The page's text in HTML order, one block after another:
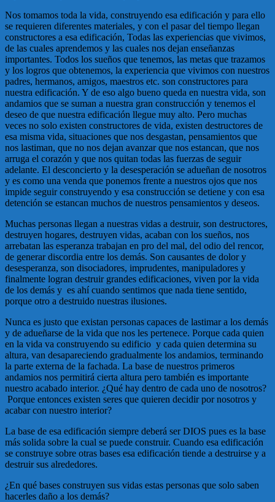
Nos tomamos toda la vida, construyendo esa edificación y para ello
se requieren diferentes materiales, y con el pasar del tiempo llegan
constructores a esa edificación, Todas las experiencias que vivimos,
de las cuales aprendemos y las cuales nos dejan enseñanzas
importantes. Todos los sueños que tenemos, las metas que trazamos
y los logros que obtenemos, la experiencia que vivimos con nuestros
padres, hermanos, amigos, maestros etc. son constructores para
nuestra edificación. Y de eso algo bueno queda en nuestra vida, son
andamios que se suman a nuestra gran construcción y tenemos el
deseo de que nuestra edificación llegue muy alto. Pero muchas
veces no solo existen constructores de vida, existen destructores de
esa misma vida, situaciones que nos desgastan, pensamientos que
nos lastiman, que no nos dejan avanzar que nos estancan, que nos
arruga el corazón y que nos quitan todas las fuerzas de seguir
adelante. El desconcierto y la desesperación se adueñan de nosotros
y es como una venda que ponemos frente a nuestros ojos que nos
impide seguir construyendo y esa construcción se detiene y con esa
detención se estancan muchos de nuestros pensamientos y deseos.
Muchas personas llegan a nuestras vidas a destruir, son destructores,
destruyen hogares, destruyen vidas, acaban con los sueños, nos
arrebatan las esperanza trabajan en pro del mal, del odio del rencor,
de generar discordia entre los demás. Son causantes de dolor y
desesperanza, son disociadores, imprudentes, manipuladores y
finalmente logran destruir grandes edificaciones, viven por la vida
de los demás y es ahí cuando sentimos que nada tiene sentido,
porque otro a destruido nuestras ilusiones.
Nunca es justo que existan personas capaces de lastimar a los demás
y de adueñarse de la vida que nos les pertenece. Porque cada quien
en la vida va construyendo su edificio y cada quien determina su
altura, van desapareciendo gradualmente los andamios, terminando
la parte externa de la fachada. La base de nuestros primeros
andamios nos permitirá cierta altura pero también es importante
nuestro acabado interior. ¿Qué hay dentro de cada uno de nosotros?
Porque entonces existen seres que quieren decidir por nosotros y
acabar con nuestro interior?
La base de esa edificación siempre deberá ser DIOS pues es la base
más solida sobre la cual se puede construir. Cuando esa edificación
se construye sobre otras bases esa edificación tiende a destruirse y a
destruir sus alrededores.
¿En qué bases construyen sus vidas estas personas que solo saben
hacerles daño a los demás?